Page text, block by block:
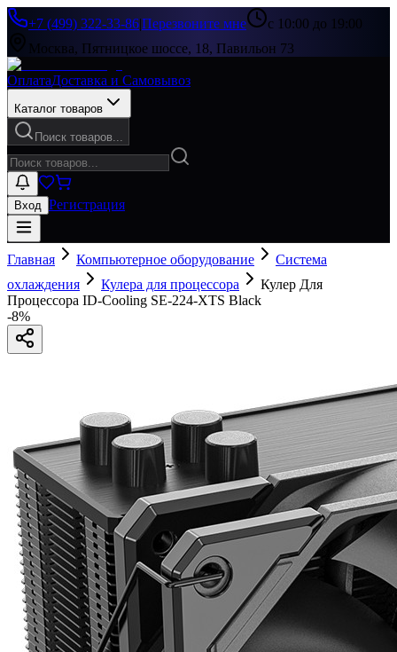
+7 (499) 322-33-86|Перезвоните мне
с 10:00 до 19:00
Москва, Пятницкое шоссе, 18, Павильон 73
ОплатаДоставка и Самовывоз
Каталог товаров
Поиск товаров...
Вход Регистрация
Главная Компьютерное оборудование
Система
охлаждения
Кулера для процессора
Кулер Для
Процессора ID-Cooling SE-224-XTS Black
-8%